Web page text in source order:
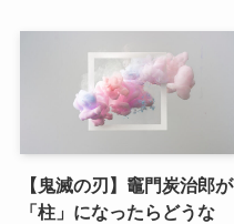
【鬼滅の刃】竈門炭治郎が
「柱」になったらどうな